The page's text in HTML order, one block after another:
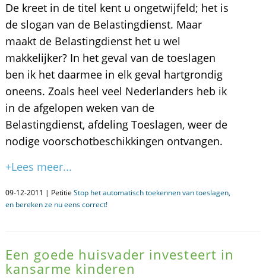
De kreet in de titel kent u ongetwijfeld; het is
de slogan van de Belastingdienst. Maar
maakt de Belastingdienst het u wel
makkelijker? In het geval van de toeslagen
ben ik het daarmee in elk geval hartgrondig
oneens. Zoals heel veel Nederlanders heb ik
in de afgelopen weken van de
Belastingdienst, afdeling Toeslagen, weer de
nodige voorschotbeschikkingen ontvangen.
+Lees meer...
09-12-2011 | Petitie Stop het automatisch toekennen van toeslagen,
en bereken ze nu eens correct!
Een goede huisvader investeert in
kansarme kinderen